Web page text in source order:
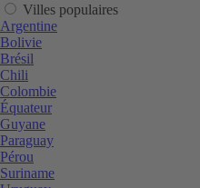
Villes populaires
Argentine
Bolivie
Brésil
Chili
Colombie
Équateur
Guyane
Paraguay
Pérou
Suriname